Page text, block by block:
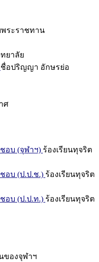
พระราชทาน
ยาลัย
ชื่อปริญญา อักษรย่อ
ศ
อบ (จุฬาฯ) ร้องเรียนทุจริต
อบ (ป.ป.ช.) ร้องเรียนทุจริต
อบ (ป.ป.ท.) ร้องเรียนทุจริต
ของจุฬาฯ